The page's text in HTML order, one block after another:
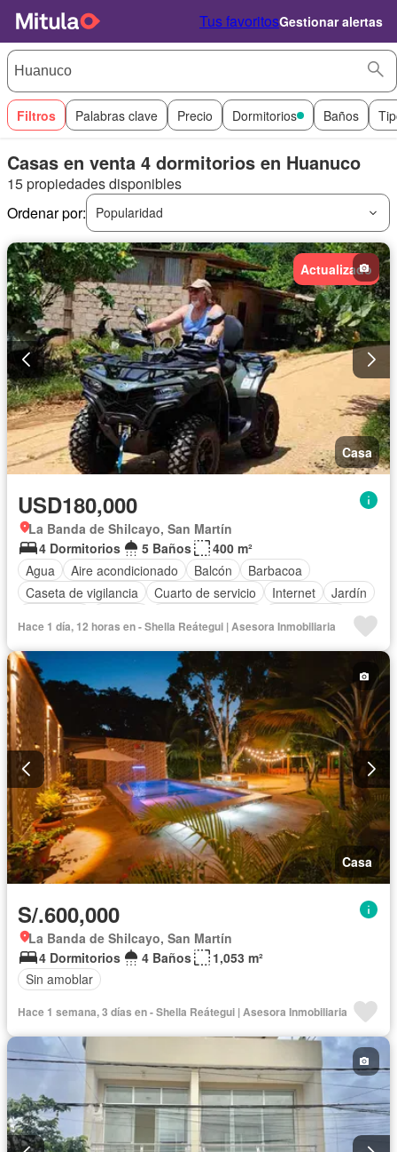
Tus favoritosGestionar alertas
Filtros Palabras clave Precio Dormitorios Baños
Casas en venta 4 dormitorios en Huanuco
15 propiedades disponibles
Ordenar por:
Popularidad
Actualizado
Casa
USD180,000
La Banda de Shilcayo, San Martín
4 Dormitorios
5 Baños
400 m²
Agua
Aire acondicionado Balcón
Barbacoa
Caseta de vigilancia
Cuarto de servicio Internet
Jardín
Hace 1 día, 12 horas en - Shella Reátegui | Asesora Inmobiliaria
Casa
S/.600,000
La Banda de Shilcayo, San Martín
4 Dormitorios
4 Baños
1,053 m²
Sin amoblar
Hace 1 semana, 3 días en - Shella Reátegui | Asesora Inmobiliaria